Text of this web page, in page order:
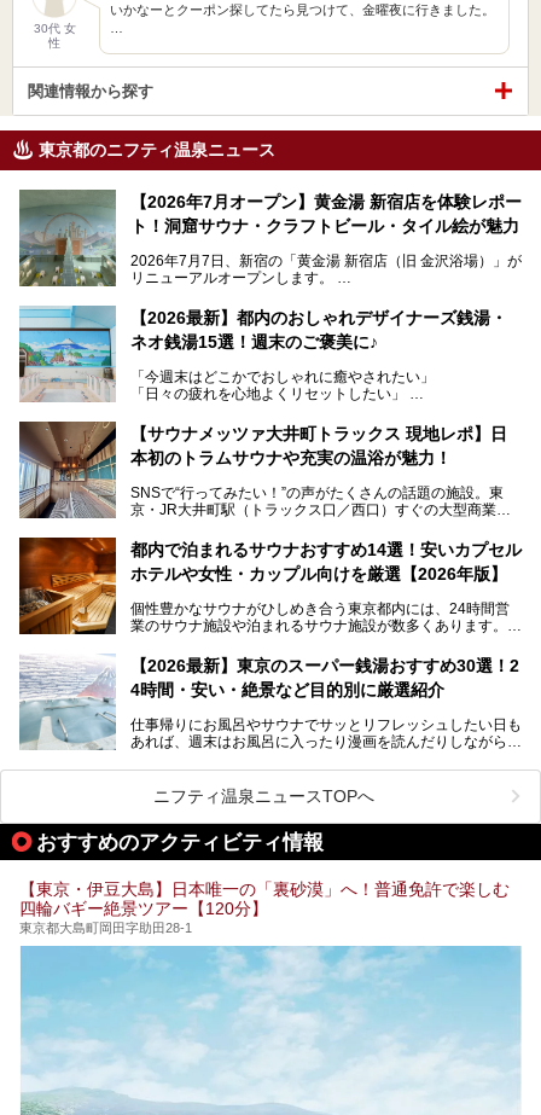
30代 女
性
いかなーとクーポン探してたら見つけて、金曜夜に行きました。
関連情報から探す
東京都のニフティ温泉ニュース
【2026年7月オープン】黄金湯 新宿店を体験レポー
ト！洞窟サウナ・クラフトビール・タイル絵が魅力
2026年7月7日、新宿の「黄金湯 新宿店（旧 金沢浴場）」が
リニューアルオープンします。
レトロでノスタルジックなタイル絵はそのまま、昔からここ
を知る地元の人にも、新しく足を運んでくれる人にも愛され
る、今の時代の"銭湯"として生まれ変わりました。洞窟のよ
ビアバーなど、新しく登場したスポットも併せて紹介しま
す。充実した設備があるのに、基本の入浴料が銭湯価格の5
【2026最新】都内のおしゃれデザイナーズ銭湯・
ネオ銭湯15選！週末のご褒美に♪
「今週末はどこかでおしゃれに癒やされたい」
「日々の疲れを心地よくリセットしたい」
となっている新しいスタイルの銭湯です。
最近、SNSやメディアで「デザイナーズ銭湯」や「ネオ銭
本記事では、そもそもこれらがどんな銭湯なのか、その気に
いおしゃれな名店15選を、おすすめの順番で一挙にご紹介
します。
【サウナメッツァ大井町トラックス 現地レポ】日
本初のトラムサウナや充実の温浴が魅力！
SNSで“行ってみたい！”の声がたくさんの話題の施設。東
京・JR大井町駅（トラックス口／西口）すぐの大型商業施
ツァ大井町トラックス」がニューオープン。施設の様子をレ
ポ―トします。
都内で泊まれるサウナおすすめ14選！安いカプセル
ホテルや女性・カップル向けを厳選【2026年版】
個性豊かなサウナがひしめき合う東京都内には、24時間営
業のサウナ施設や泊まれるサウナ施設が数多くあります。
を旅の目的とする「サ旅」や自分へのご褒美のための宿泊な
ど、自分の好きなタイミングで好きなだけサ活ができるのが
魅力です。
最近では、男性専用施設だけでなく、カップルや女性に嬉し
い個室サウナも増えてきました。
ら、特におすすめしたい施設14選をご紹介します。
してみてください。
【2026最新】東京のスーパー銭湯おすすめ30選！2
4時間・安い・絶景など目的別に厳選紹介
仕事帰りにお風呂やサウナでサッとリフレッシュしたい日も
あれば、週末はお風呂に入ったり漫画を読んだりしながら一
また、終電を逃してしまい、「このまま朝までゆっくりでき
る場所があれば」と探した経験がある人も多いのではないで
しょうか。
そこで本記事では、東京でおすすめのスーパー銭湯を、目的
24時間営業で宿泊できる施設や、1,000円以下で楽しめる安
い施設、デートや休日レジャーにもぴったりなエンタメ要素
が充実した施設など、利用のシーンに合わせて参考にしてく
ださい。
ニフティ温泉ニュースTOPへ
おすすめのアクティビティ情報
【東京・伊豆大島】日本唯一の「裏砂漠」へ！普通免許で楽しむ
四輪バギー絶景ツアー【120分】
東京都大島町岡田字助田28-1